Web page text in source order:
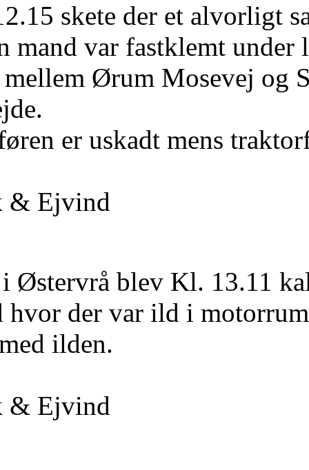
skete der et alvorligt
mand var fastklemt
Ørum Mosevej og
er uskadt mens
& Ejvind
i Østervrå blev Kl. 13.11
hvor der var ild i
ilden.
& Ejvind